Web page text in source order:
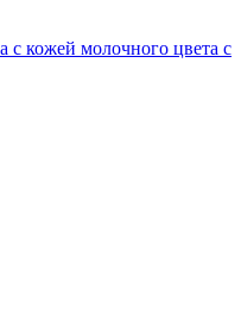
с кожей молочного цвета с